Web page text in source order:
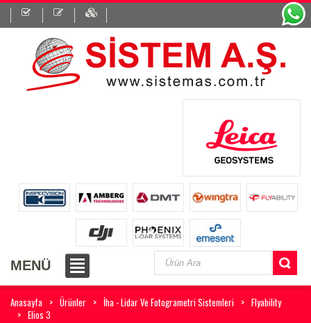
MENÜ
Anasayfa Ürünler İha - Lidar Ve Fotogrametri Sistemleri
Flyability
Elios 3